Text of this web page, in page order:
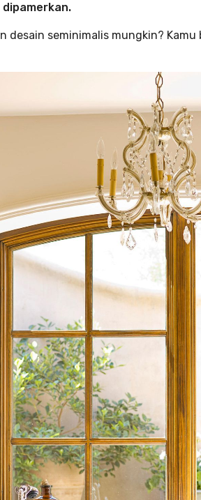
desain seminimalis mungkin?